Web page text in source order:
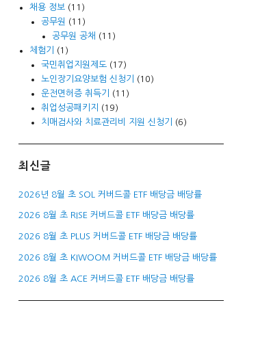
채용 정보 (11)
공무원
(11)
공무원 공채 (11)
체험기
(1)
국민취업지원제도(17)
노인장기요양보험 신청기
(10)
운전면허증 취득기
(11)
취업성공패키지
(19)
치매검사와 치료관리비 지원 신청기
(6)
최신글
2026년 8월 초 SOL 커버드콜 ETF 배당금 배당률
2026 8월 초 RISE 커버드콜 ETF 배당금 배당률
2026 8월 초 PLUS 커버드콜 ETF 배당금 배당률
2026 8월 초 KIWOOM 커버드콜 ETF 배당금 배당률
2026 8월 초 ACE 커버드콜 ETF 배당금 배당률